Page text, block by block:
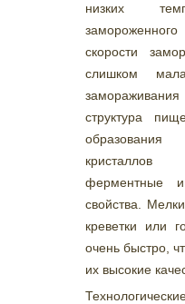
низких
скорости
слишком
структура
ферментные и
свойства.
креветки или
очень быстро,
их высокие